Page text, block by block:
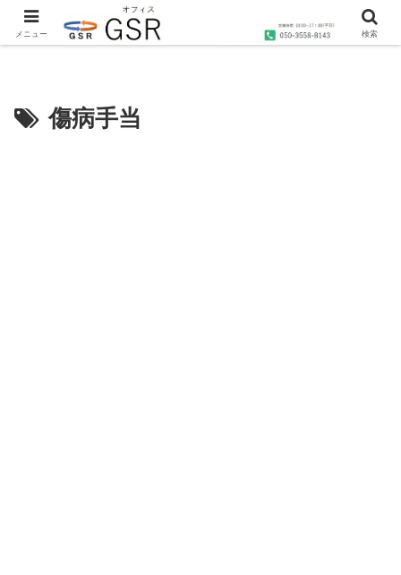
沖縄の社労士・行政書士・1級FP技能士によるコンサルティングならオフィス
傷病手当
メニュー 検索